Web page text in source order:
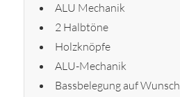
ALU Mechanik
2 Halbtöne
Holzknöpfe
ALU-Mechanik
Bassbelegung auf Wunsch